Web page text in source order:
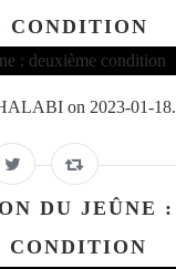
CONDITION
on 2023-01-18.
DU JEÛNE :
CONDITION